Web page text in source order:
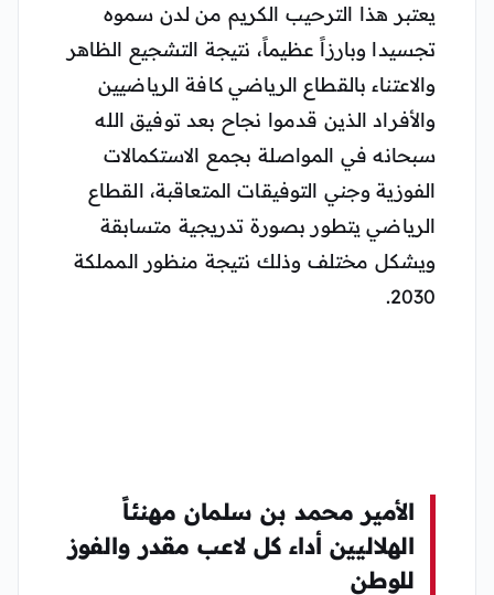
يعتبر هذا الترحيب الكريم من لدن سموه
تجسيدا وبارزاً عظيماً، نتيجة التشجيع الظاهر
والاعتناء بالقطاع الرياضي كافة الرياضيين
والأفراد الذين قدموا نجاح بعد توفيق الله
سبحانه في المواصلة بجمع الاستكمالات
الفوزية وجني التوفيقات المتعاقبة، القطاع
الرياضي يتطور بصورة تدريجية متسابقة
ويشكل مختلف وذلك نتيجة منظور المملكة
2030.
الأمير محمد بن سلمان مهنئاً
الهلاليين أداء كل لاعب مقدر والفوز
للوطن